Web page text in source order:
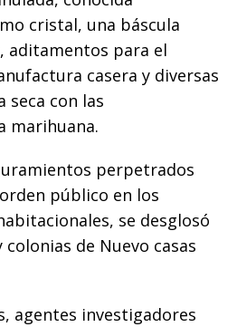
cristal, una báscula
aditamentos para el
casera y diversas
seca con las
marihuana.
perpetrados
público en los
se desglosó
de Nuevo casas
agentes investigadores